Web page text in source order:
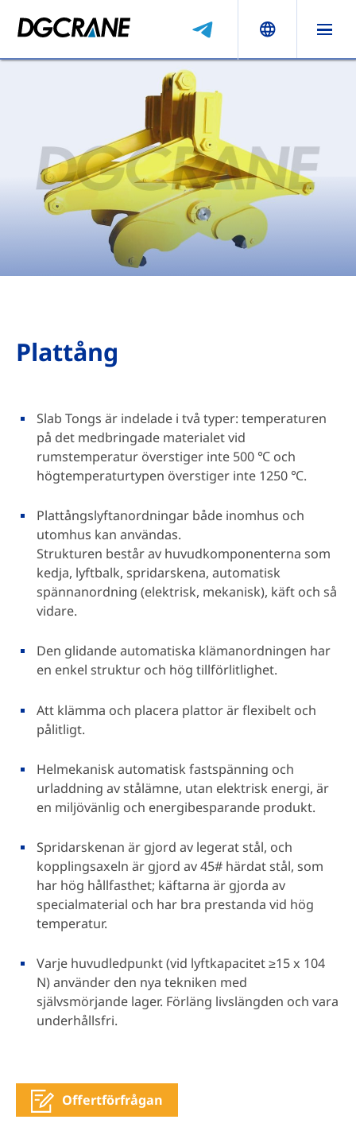
Plattång
Slab Tongs är indelade i två typer: temperaturen
på det medbringade materialet vid
rumstemperatur överstiger inte 500 ℃ och
högtemperaturtypen överstiger inte 1250 ℃.
Plattångslyftanordningar både inomhus och
utomhus kan användas.
Strukturen består av huvudkomponenterna som
kedja, lyftbalk, spridarskena, automatisk
spännanordning (elektrisk, mekanisk), käft och så
vidare.
Den glidande automatiska klämanordningen har
en enkel struktur och hög tillförlitlighet.
Att klämma och placera plattor är flexibelt och
pålitligt.
Helmekanisk automatisk fastspänning och
urladdning av stålämne, utan elektrisk energi, är
en miljövänlig och energibesparande produkt.
Spridarskenan är gjord av legerat stål, och
kopplingsaxeln är gjord av 45# härdat stål, som
har hög hållfasthet; käftarna är gjorda av
specialmaterial och har bra prestanda vid hög
temperatur.
Varje huvudledpunkt (vid lyftkapacitet ≥15 x 104
N) använder den nya tekniken med
självsmörjande lager. Förläng livslängden och vara
underhållsfri.
Offertförfrågan